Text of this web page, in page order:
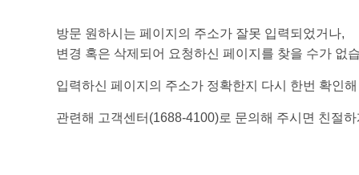
방문 원하시는 페이지의 주소가 잘못 입력되었거나,
변경 혹은 삭제되어 요청하신 페이지를 찾을 수가 없
입력하신 페이지의 주소가 정확한지 다시 한번 확인
관련해 고객센터(1688-4100)로 문의해 주시면 친절